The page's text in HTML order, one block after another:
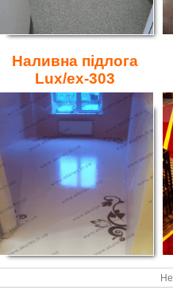
Наливна підлога
Lux/ex-303